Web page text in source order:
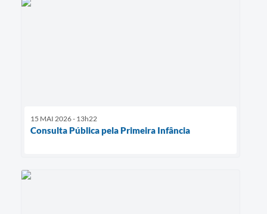
15 MAI 2026 - 13h22
Consulta Pública pela Primeira Infância